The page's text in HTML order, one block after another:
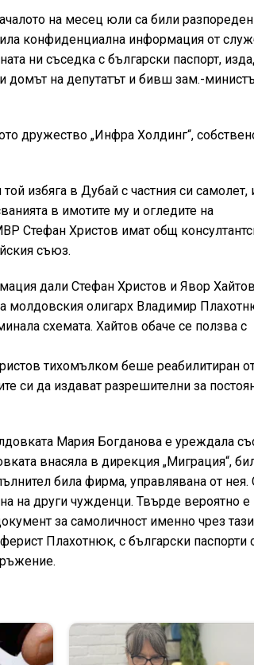
на месец юли са били
конфиденциална информация от
ни съседка с български паспорт,
домът на депутатът и бивш зам.-
дружество „Инфра Холдинг“,
избяга в Дубай с частния си
в имотите му и огледите на
Стефан Христов имат общ
съюз.
дали Стефан Христов и Явор
молдовския олигарх Владимир
схемата. Хайтов обаче се ползва с
тихомълком беше реабилитиран
си да издават разрешителни за
Мария Богданова е уреждала
внасяла в дирекция „Миграция“,
била фирма, управлявана от
на други чужденци. Твърде вероятно е
за самоличност именно чрез
Плахотнюк, с български паспорти